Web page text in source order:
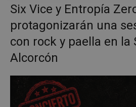
Six Vice y Entropía
protagonizarán una
con rock y paella en la
Alcorcón